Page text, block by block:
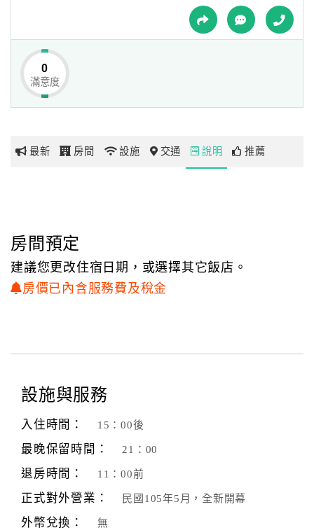
網
玩
地
圖
顧
顧
客
滿
度
訂
單
0
滿意度
最新 房間 設施 交通 說明 推薦
房間預定
建議您更改住宿日期，或選擇其它飯店。
房價已內含服務費及稅金
設施與服務
入住時間： 15：00後
最晚保留時間： 21：00
退房時間： 11：00前
正式對外營業： 民國105年5月，全新開幕
外幣兌換： 無